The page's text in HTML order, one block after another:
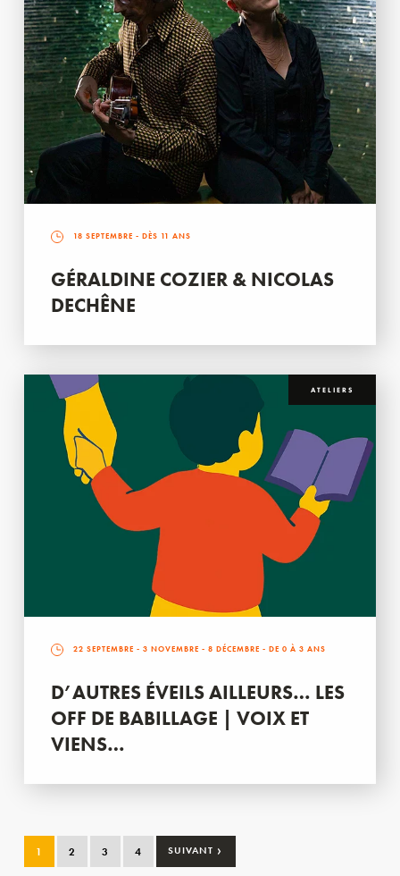
18 SEPTEMBRE - DÈS 11 ANS
GÉRALDINE COZIER & NICOLAS
DECHÊNE
ATELIERS
22 SEPTEMBRE - 3 NOVEMBRE - 8 DÉCEMBRE - DE 0 À 3 ANS
D’AUTRES ÉVEILS AILLEURS… LES
OFF DE BABILLAGE | VOIX ET
VIENS…
1 2 3 4 SUIVANT ›